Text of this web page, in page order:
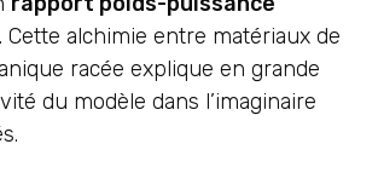
. Cette alchimie entre matériaux de
racée explique en grande
du modèle dans l’imaginaire